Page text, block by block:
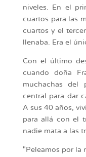
niveles. En el
cuartos para las
cuartos y el
llenaba. Era el
Con el último
cuando doña
muchachas del
central para dar
A sus 40 años,
para allá con el
nadie mata a las
"Peleamos por la